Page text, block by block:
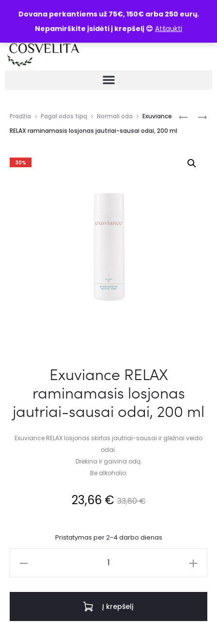
Dovana perkantiems už 75€, 150€ arba 250 eurų.
Nepamirškite įsidėti į krepšelį 😊 Atšaukti
UŽKLAUSA
Pradžia Pagal odos tipą Normali oda
Exuviance
RELAX raminamasis losjonas jautriai-sausai odai, 200 ml
30%
Exuviance RELAX
raminamasis losjonas
jautriai-sausai odai, 200 ml
Exuviance RELAX losjonas skirtas jautriai-sausai ir gležnai veido
odai.
Drėkina ir gaivina odą.
Be alkoholio.
33,80€
23,66 €
Pristatymas per 2-4 darbo dienas
Į krepšelį